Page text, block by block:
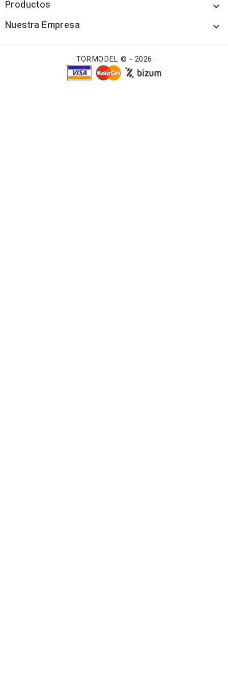
Productos 
Nuestra Empresa 
TORMODEL © - 2026